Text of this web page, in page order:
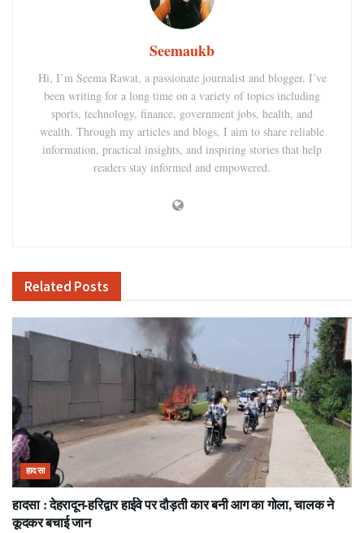
Seemaukb
Hi, I’m Seema Rawat, a passionate journalist and blogger. I’ve
been writing for a long time on a variety of topics including
sports, technology, finance, government jobs, health, and
wealth. Through my articles and blogs, I aim to share reliable
information, practical insights, and inspiring stories that help
readers stay informed and empowered.
Related Posts
हादसा
हादसा : देहरादून-हरिद्वार हाईवे पर दौड़ती कार बनी आग का गोला, चालक ने
कूदकर बचाई जान